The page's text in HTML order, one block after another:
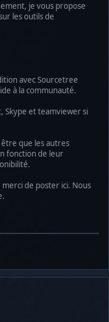
je vous propose
les outils de
avec Sourcetree
à la communauté.
Skype et teamviewer si
être que les autres
fonction de leur
de poster ici. Nous